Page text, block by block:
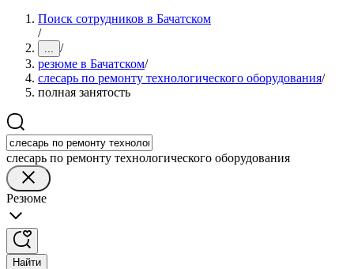
Поиск сотрудников в Бачатском
/
... /
резюме в Бачатском/
слесарь по ремонту технологического оборудования/
полная занятость
слесарь по ремонту технологического оборудования
Резюме
Найти